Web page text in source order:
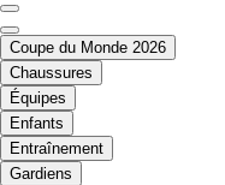
Coupe du Monde 2026
Chaussures
Équipes
Enfants
Entraînement
Gardiens